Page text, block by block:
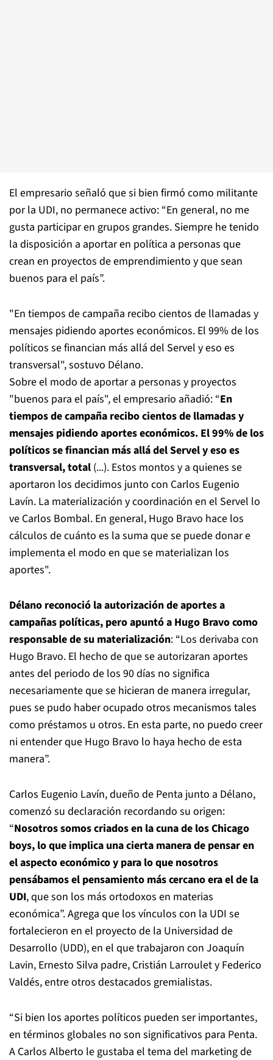
El empresario señaló que si bien firmó como militante
por la UDI, no permanece activo: “En general, no me
gusta participar en grupos grandes. Siempre he tenido
la disposición a aportar en política a personas que
crean en proyectos de emprendimiento y que sean
buenos para el país”.
"En tiempos de campaña recibo cientos de llamadas y
mensajes pidiendo aportes económicos. El 99% de los
políticos se financian más allá del Servel y eso es
transversal", sostuvo Délano.
Sobre el modo de aportar a personas y proyectos
"buenos para el país", el empresario añadió: “En
tiempos de campaña recibo cientos de llamadas y
mensajes pidiendo aportes económicos. El 99% de los
políticos se financian más allá del Servel y eso es
transversal, total (...). Estos montos y a quienes se
aportaron los decidimos junto con Carlos Eugenio
Lavín. La materialización y coordinación en el Servel lo
ve Carlos Bombal. En general, Hugo Bravo hace los
cálculos de cuánto es la suma que se puede donar e
implementa el modo en que se materializan los
aportes".
Délano reconoció la autorización de aportes a
campañas políticas, pero apuntó a Hugo Bravo como
responsable de su materialización: “Los derivaba con
Hugo Bravo. El hecho de que se autorizaran aportes
antes del periodo de los 90 días no significa
necesariamente que se hicieran de manera irregular,
pues se pudo haber ocupado otros mecanismos tales
como préstamos u otros. En esta parte, no puedo creer
ni entender que Hugo Bravo lo haya hecho de esta
manera”.
Carlos Eugenio Lavín, dueño de Penta junto a Délano,
comenzó su declaración recordando su origen:
“Nosotros somos criados en la cuna de los Chicago
boys, lo que implica una cierta manera de pensar en
el aspecto económico y para lo que nosotros
pensábamos el pensamiento más cercano era el de la
UDI, que son los más ortodoxos en materias
económica”. Agrega que los vínculos con la UDI se
fortalecieron en el proyecto de la Universidad de
Desarrollo (UDD), en el que trabajaron con Joaquín
Lavin, Ernesto Silva padre, Cristián Larroulet y Federico
Valdés, entre otros destacados gremialistas.
“Si bien los aportes políticos pueden ser importantes,
en términos globales no son significativos para Penta.
A Carlos Alberto le gustaba el tema del marketing de